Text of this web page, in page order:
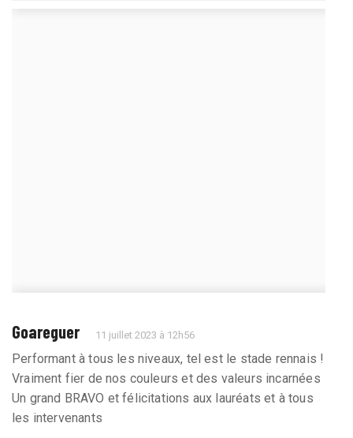
Goareguer 11 juillet 2023 à 12h56
Performant à tous les niveaux, tel est le stade rennais !
Vraiment fier de nos couleurs et des valeurs incarnées
Un grand BRAVO et félicitations aux lauréats et à tous
les intervenants